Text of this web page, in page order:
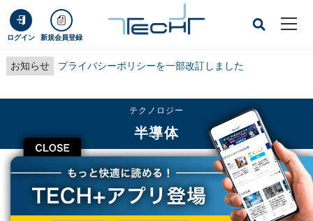
ログイン 新規会員登録
お知らせ プライバシーポリシーを一部改訂しました
CLOSE
テクノロジー
半導体
TECH+ テクノロジー
半導体
TowerJazz、30Vデバイス向け低オン抵抗0.18μmパワープロセスを発表